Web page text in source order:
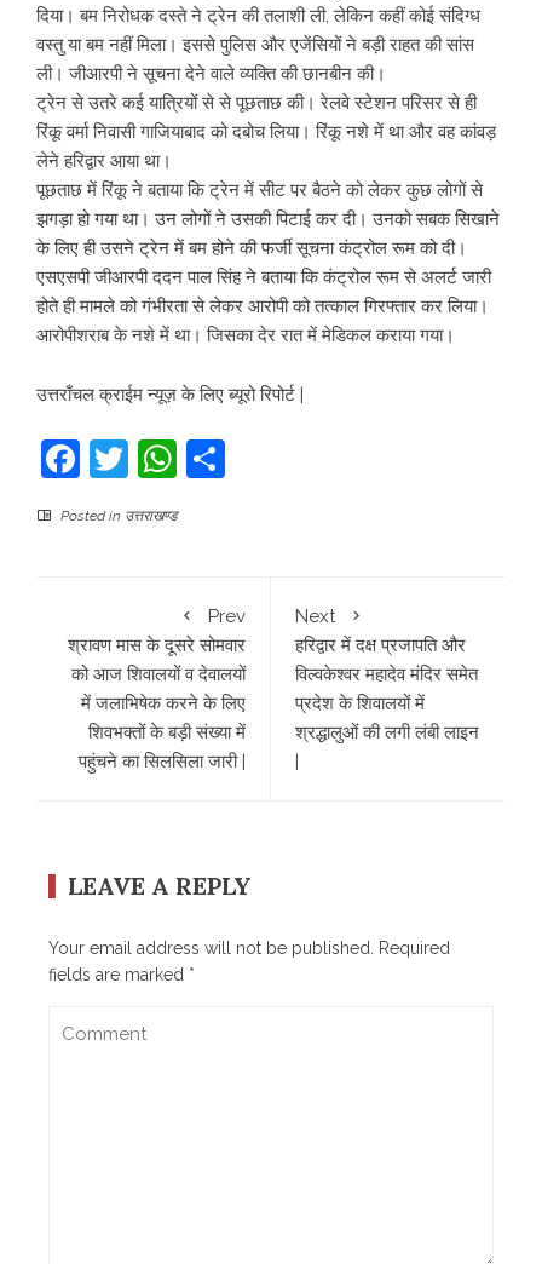
दिया। बम निरोधक दस्ते ने ट्रेन की तलाशी ली, लेकिन कहीं कोई संदिग्ध
वस्तु या बम नहीं मिला। इससे पुलिस और एजेंसियों ने बड़ी राहत की सांस
ली। जीआरपी ने सूचना देने वाले व्यक्ति की छानबीन की।
ट्रेन से उतरे कई यात्रियों से से पूछताछ की। रेलवे स्टेशन परिसर से ही
रिंकू वर्मा निवासी गाजियाबाद को दबोच लिया। रिंकू नशे में था और वह कांवड़
लेने हरिद्वार आया था।
पूछताछ में रिंकू ने बताया कि ट्रेन में सीट पर बैठने को लेकर कुछ लोगों से
झगड़ा हो गया था। उन लोगों ने उसकी पिटाई कर दी। उनको सबक सिखाने
के लिए ही उसने ट्रेन में बम होने की फर्जी सूचना कंट्रोल रूम को दी।
एसएसपी जीआरपी ददन पाल सिंह ने बताया कि कंट्रोल रूम से अलर्ट जारी
होते ही मामले को गंभीरता से लेकर आरोपी को तत्काल गिरफ्तार कर लिया।
आरोपीशराब के नशे में था। जिसका देर रात में मेडिकल कराया गया।
उत्तराँचल क्राईम न्यूज़ के लिए ब्यूरो रिपोर्ट |
Facebook
TwitterWhatsApp
Posted in उत्तराखण्ड
Prev
श्रावण मास के दूसरे सोमवार
को आज शिवालयों व देवालयों
में जलाभिषेक करने के लिए
शिवभक्तों के बड़ी संख्या में
पहुंचने का सिलसिला जारी |
Next
हरिद्वार में दक्ष प्रजापति और
विल्वकेश्वर महादेव मंदिर समेत
प्रदेश के शिवालयों में
श्रद्धालुओं की लगी लंबी लाइन
|
LEAVE A REPLY
Your email address will not be published. Required
fields are marked *